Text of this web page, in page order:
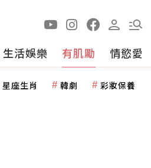
生活娛樂 有肌勵 情慾愛
星座生肖 韓劇 彩妝保養